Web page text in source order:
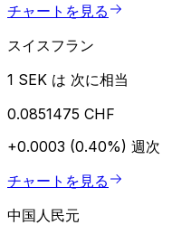
チャートを見る
スイスフラン
1 SEK は 次に相当
0.0851475 CHF
+0.0003 (0.40%) 週次
チャートを見る
中国人民元